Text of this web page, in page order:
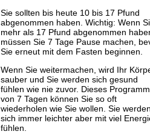
Sie sollten bis heute 10 bis 17 Pfund
abgenommen haben. Wichtig: Wenn
mehr als 17 Pfund abgenommen
müssen Sie 7 Tage Pause machen,
Sie erneut mit dem Fasten beginnen.
Wenn Sie weitermachen, wird Ihr
sauber und Sie werden sich gesund
fühlen wie nie zuvor. Dieses Programm
von 7 Tagen können Sie so oft
wiederholen wie Sie wollen. Sie
sich immer leichter aber mit viel
fühlen.